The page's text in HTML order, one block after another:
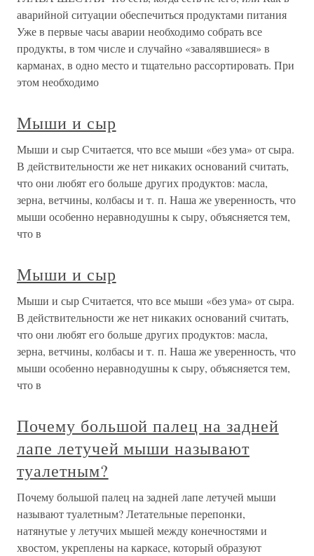
аварийной ситуации обеспечиться продуктами питания
Уже в первые часы аварии необходимо собрать все
продукты, в том числе и случайно «завалявшиеся» в
карманах, в одно место и тщательно рассортировать. При
этом необходимо
Мыши и сыр
Мыши и сыр Считается, что все мыши «без ума» от сыра.
В действительности же нет никаких оснований считать,
что они любят его больше других продуктов: масла,
зерна, ветчины, колбасы и т. п. Наша же уверенность, что
мыши особенно неравнодушны к сыру, объясняется тем,
что в
Мыши и сыр
Мыши и сыр Считается, что все мыши «без ума» от сыра.
В действительности же нет никаких оснований считать,
что они любят его больше других продуктов: масла,
зерна, ветчины, колбасы и т. п. Наша же уверенность, что
мыши особенно неравнодушны к сыру, объясняется тем,
что в
Почему большой палец на задней
лапе летучей мыши называют
туалетным?
Почему большой палец на задней лапе летучей мыши
называют туалетным? Летательные перепонки,
натянутые у летучих мышей между конечностями и
хвостом, укреплены на каркасе, который образуют